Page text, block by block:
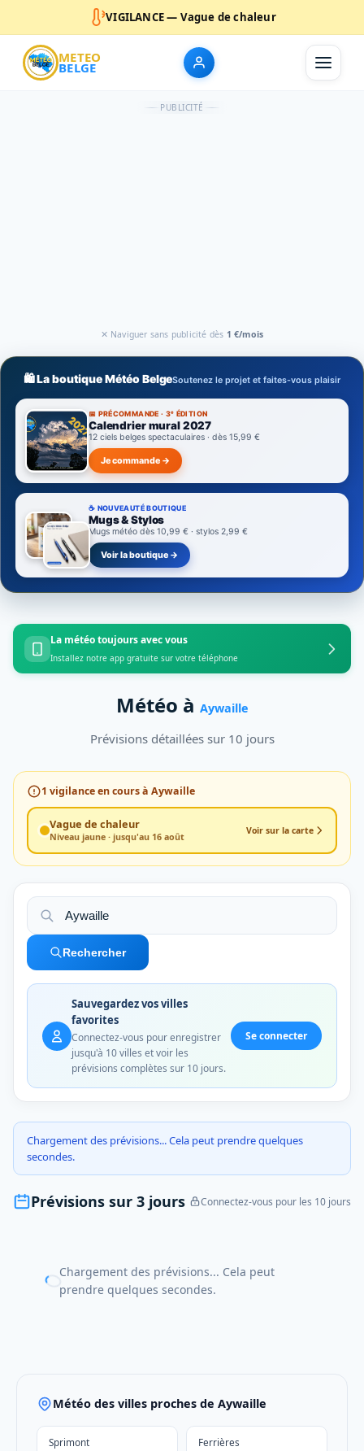
VIGILANCE — Vague de chaleur
METEO
BELGE
PUBLICITÉ
✕ Naviguer sans publicité dès 1 €/mois
🛍️ La boutique Météo BelgeSoutenez le projet et faites-vous plaisir
📅 PRÉCOMMANDE · 3ᵉ ÉDITION
Calendrier mural 2027
12 ciels belges spectaculaires · dès 15,99 €
Je commande →
☕ NOUVEAUTÉ BOUTIQUE
Mugs & Stylos
Mugs météo dès 10,99 € · stylos 2,99 €
Voir la boutique →
La météo toujours avec vous
Installez notre app gratuite sur votre téléphone
Météo à Aywaille
Prévisions détaillées sur 10 jours
1 vigilance en cours à Aywaille
Vague de chaleur
Niveau jaune · jusqu'au 16 août
Voir sur la carte
Rechercher
Sauvegardez vos villes
favorites
Connectez-vous pour enregistrer
jusqu'à 10 villes et voir les
prévisions complètes sur 10 jours.
Se connecter
Chargement des prévisions... Cela peut prendre quelques
secondes.
Prévisions sur 3 jours Connectez-vous pour les 10 jours
Chargement des prévisions... Cela peut
prendre quelques secondes.
Météo des villes proches de Aywaille
Sprimont Ferrières